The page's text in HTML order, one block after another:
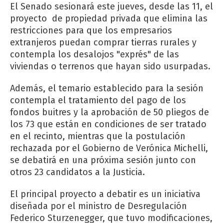
El Senado sesionará este jueves, desde las 11, el
proyecto de propiedad privada que elimina las
restricciones para que los empresarios
extranjeros puedan comprar tierras rurales y
contempla los desalojos "exprés" de las
viviendas o terrenos que hayan sido usurpadas.
Además, el temario establecido para la sesión
contempla el tratamiento del pago de los
fondos buitres y la aprobación de 50 pliegos de
los 73 que están en condiciones de ser tratado
en el recinto, mientras que la postulación
rechazada por el Gobierno de Verónica Michelli,
se debatirá en una próxima sesión junto con
otros 23 candidatos a la Justicia.
El principal proyecto a debatir es un iniciativa
diseñada por el ministro de Desregulación
Federico Sturzenegger, que tuvo modificaciones,